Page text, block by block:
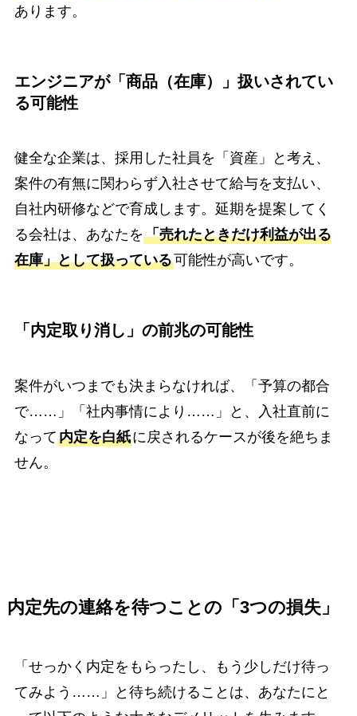
あります。
エンジニアが「商品（在庫）」扱いされてい
る可能性
健全な企業は、採用した社員を「資産」と考え、
案件の有無に関わらず入社させて給与を支払い、
自社内研修などで育成します。延期を提案してく
る会社は、あなたを「売れたときだけ利益が出る
在庫」として扱っている可能性が高いです。
「内定取り消し」の前兆の可能性
案件がいつまでも決まらなければ、「予算の都合
で……」「社内事情により……」と、入社直前に
なって内定を白紙に戻されるケースが後を絶ちま
せん。
内定先の連絡を待つことの「3つの損失」
「せっかく内定をもらったし、もう少しだけ待っ
てみよう……」と待ち続けることは、あなたにと